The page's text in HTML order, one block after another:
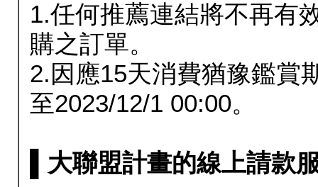
1.任何推薦連結將不再有
購之訂單。
2.因應15天消費猶豫鑑賞
至2023/12/1 00:00。
▌大聯盟計畫的線上請款